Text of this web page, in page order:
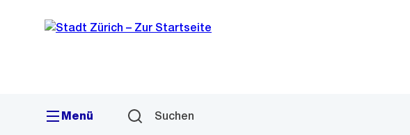
Navigation
Sprunglink
Menü Suchen